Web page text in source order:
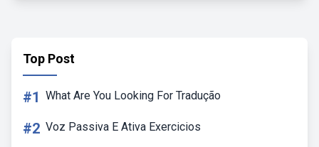
Top Post
#1 What Are You Looking For Tradução
#2 Voz Passiva E Ativa Exercicios